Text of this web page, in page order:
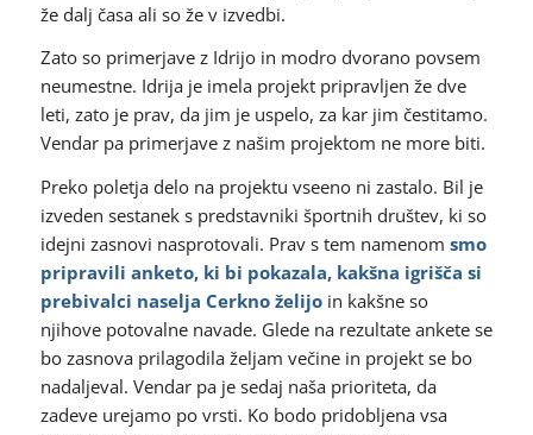
že dalj časa ali so že v izvedbi.
Zato so primerjave z Idrijo in modro dvorano povsem
neumestne. Idrija je imela projekt pripravljen že dve
leti, zato je prav, da jim je uspelo, za kar jim čestitamo.
Vendar pa primerjave z našim projektom ne more biti.
Preko poletja delo na projektu vseeno ni zastalo. Bil je
izveden sestanek s predstavniki športnih društev, ki so
idejni zasnovi nasprotovali. Prav s tem namenom smo
pripravili anketo, ki bi pokazala, kakšna igrišča si
prebivalci naselja Cerkno želijoin kakšne so
njihove potovalne navade. Glede na rezultate ankete se
bo zasnova prilagodila željam večine in projekt se bo
nadaljeval. Vendar pa je sedaj naša prioriteta, da
zadeve urejamo po vrsti. Ko bodo pridobljena vsa